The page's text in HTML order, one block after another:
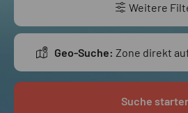
Weitere
Geo-Suche: Zone direkt
Suche